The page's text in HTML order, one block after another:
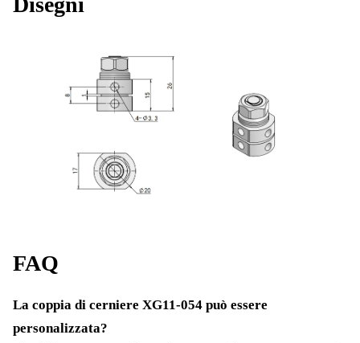
FAQ
La coppia di cerniere XG11-054 può essere
personalizzata?